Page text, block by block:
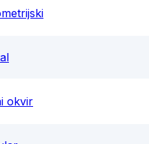
okvir